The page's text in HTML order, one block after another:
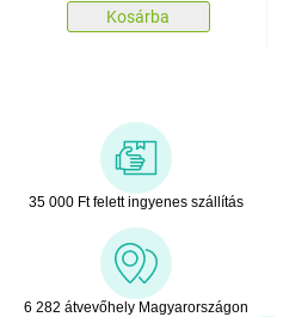
Kosárba
35 000 Ft felett ingyenes szállítás
6 282 átvevőhely Magyarországon